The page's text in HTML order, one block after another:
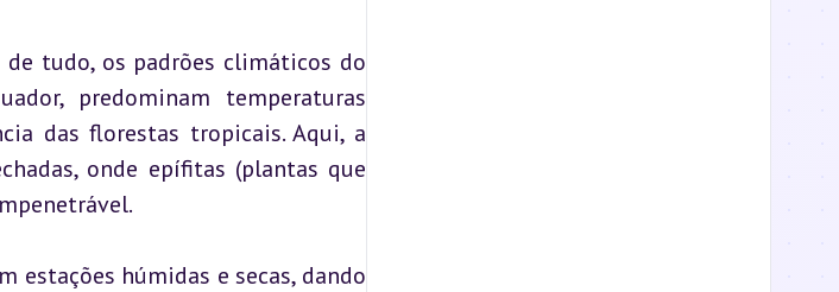
tudo, os padrões climáticos do
predominam temperaturas
das florestas tropicais. Aqui, a
onde epífitas (plantas que
estações húmidas e secas, dando